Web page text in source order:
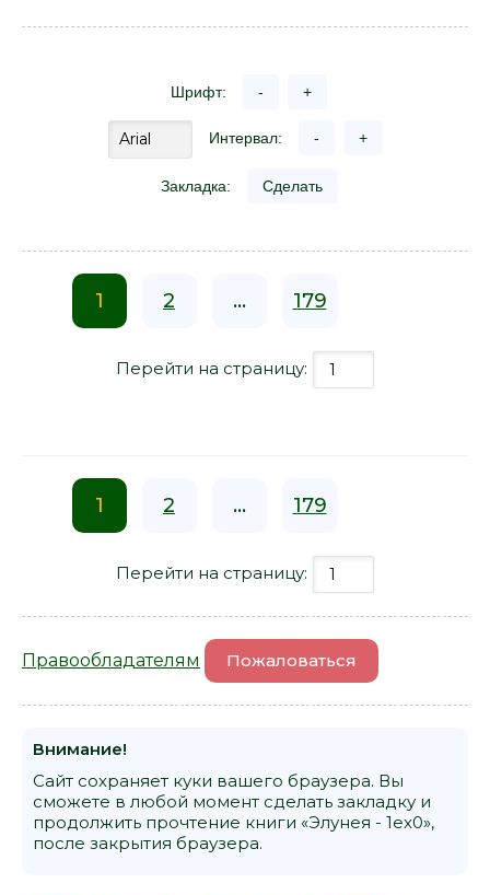
Шрифт: - +
Интервал: - +
Закладка: Сделать
1 2 ... 179
Перейти на страницу:
1 2 ... 179
Перейти на страницу:
Правообладателям Пожаловаться
Внимание!
Сайт сохраняет куки вашего браузера. Вы
сможете в любой момент сделать закладку и
продолжить прочтение книги «Элунея - 1ex0»,
после закрытия браузера.